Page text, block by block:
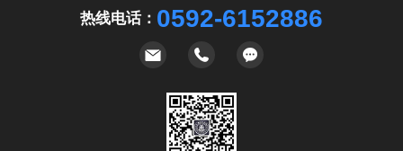
热线电话： 0592-6152886